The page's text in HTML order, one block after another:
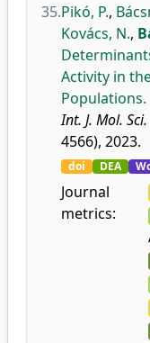
35.Pikó, P.,
Kovács, N.,
Activity in
Populations.
Int. J. Mol. Sci.
4566), 2023.
doi DEA
Journal
metrics: